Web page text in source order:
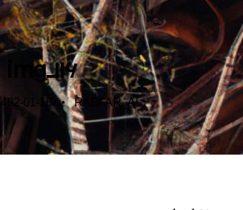
img_116
RADFAR_AI
1402-01-16